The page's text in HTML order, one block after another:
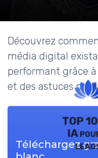
Découvrez
média digital
performant grâce
et des astuces
TOP
IA
Téléchargez